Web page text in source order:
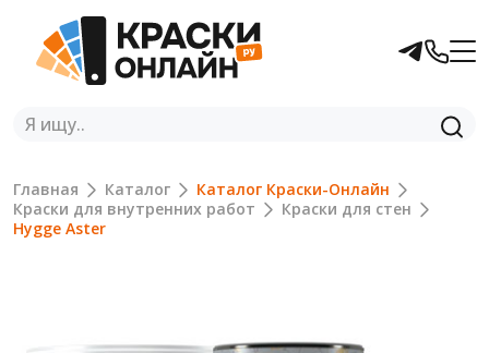
Главная Каталог
Каталог Краски-Онлайн
Краски для внутренних работ
Краски для стен
Hygge Aster